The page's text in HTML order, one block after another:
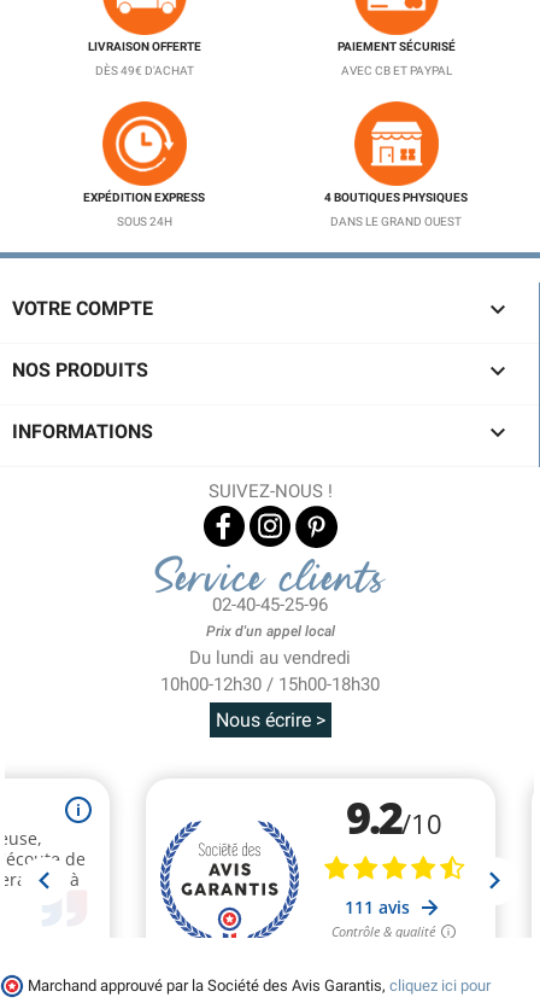
LIVRAISON OFFERTE
DÈS 49€ D'ACHAT
PAIEMENT SÉCURISÉ
AVEC CB ET PAYPAL
EXPÉDITION EXPRESS
SOUS 24H
4 BOUTIQUES PHYSIQUES
DANS LE GRAND OUEST
VOTRE COMPTE 
NOS PRODUITS 
INFORMATIONS 
SUIVEZ-NOUS !
Service clients
02-40-45-25-96
Prix d'un appel local
Du lundi au vendredi
10h00-12h30 / 15h00-18h30
Nous écrire >
Marchand approuvé par la Société des Avis Garantis, cliquez ici pour